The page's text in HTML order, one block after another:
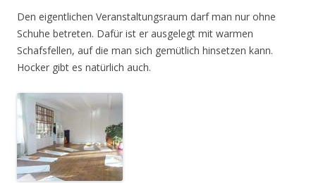
Den eigentlichen Veranstaltungsraum darf man nur ohne
Schuhe betreten. Dafür ist er ausgelegt mit warmen
Schafsfellen, auf die man sich gemütlich hinsetzen kann.
Hocker gibt es natürlich auch.